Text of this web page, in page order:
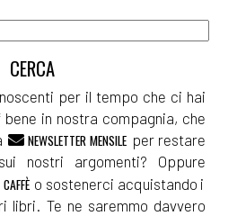
e l'Acqua della
Šebőková
per il tempo che ci hai
in nostra compagnia, che
NEWSLETTER MENSILE per restare
nostri argomenti? Oppure
o sostenerci acquistando i
libri. Te ne saremmo davvero